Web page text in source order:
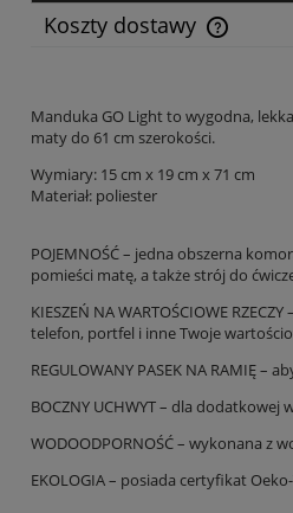
Koszty dostawy
Cena nie zawiera ewentualnych
Manduka GO Light to wygodna,
maty do 61 cm szerokości.
Wymiary: 15 cm x 19 cm x 71 cm
Materiał: poliester
POJEMNOŚĆ – jedna obszerna
pomieści matę, a także strój do
KIESZEŃ NA WARTOŚCIOWE
telefon, portfel i inne Twoje
REGULOWANY PASEK NA RAMIĘ –
BOCZNY UCHWYT – dla dodatkowej
WODOODPORNOŚĆ – wykonana z
EKOLOGIA – posiada certyfikat